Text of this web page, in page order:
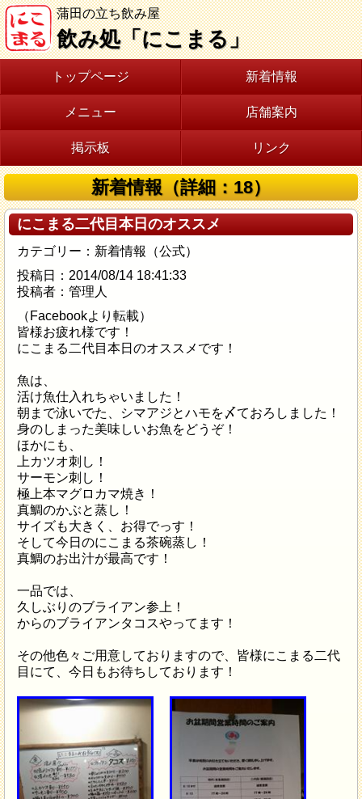
蒲田の立ち飲み屋
飲み処「にこまる」
トップページ 新着情報
メニュー 店舗案内
掲示板 リンク
新着情報（詳細：18）
にこまる二代目本日のオススメ
カテゴリー：新着情報（公式）
投稿日：2014/08/14 18:41:33
投稿者：管理人
（Facebookより転載）
皆様お疲れ様です！
にこまる二代目本日のオススメです！
魚は、
活け魚仕入れちゃいました！
朝まで泳いでた、シマアジとハモを〆ておろしました！
身のしまった美味しいお魚をどうぞ！
ほかにも、
上カツオ刺し！
サーモン刺し！
極上本マグロカマ焼き！
真鯛のかぶと蒸し！
サイズも大きく、お得でっす！
そして今日のにこまる茶碗蒸し！
真鯛のお出汁が最高です！
一品では、
久しぶりのブライアン参上！
からのブライアンタコスやってます！
その他色々ご用意しておりますので、皆様にこまる二代
目にて、今日もお待ちしております！